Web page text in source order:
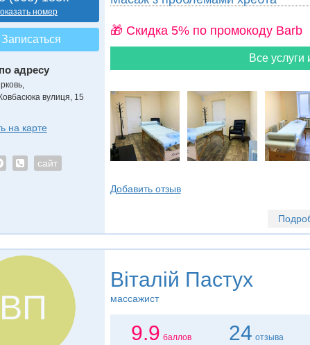
номер
адресу
вулиця, 15
на карте
сайт
🎁 Cкидка 5% по промокоду Barb
Все услуги
Добавить отзыв
ВП
Віталій Пастух
массажист
9.9 баллов 24 отзыва